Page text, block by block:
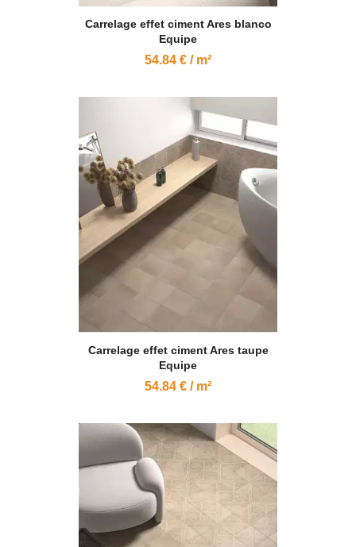
Carrelage effet ciment Ares blanco
Equipe
54.84 € / m²
Carrelage effet ciment Ares taupe
Equipe
54.84 € / m²